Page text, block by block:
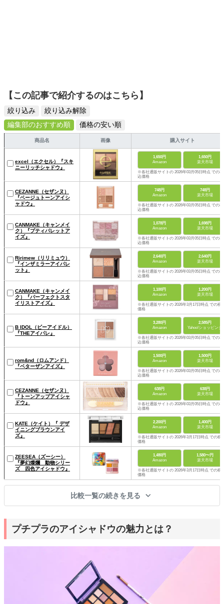
【この記事で紹介するのはこちら】
絞り込み
絞り込み解除
編集部のおすすめ順
価格の安い順
商品名 画像 購入サイト
excel（エクセル）『スキ
ニーリッチシャドウ』
1,650円
Amazon
1,650円
楽天市場
※各社通販サイトの 2026年03月05日時点 での税
込価格
CEZANNE（セザンヌ）
『ベージュトーンアイシ
ャドウ』
748円
Amazon
748円
楽天市場
※各社通販サイトの 2026年03月05日時点 での税
込価格
CANMAKE（キャンメイ
ク）『プティパレットア
イズ』
1,078円
Amazon
1,698円
楽天市場
※各社通販サイトの 2026年03月05日時点 での税
込価格
Ririmew（リリミュウ）
『インザミラーアイパレ
ット』
2,640円
Amazon
2,640円
楽天市場
※各社通販サイトの 2026年03月05日時点 での税
込価格
CANMAKE（キャンメイ
ク）『パーフェクトスタ
イリストアイズ』
1,100円
Amazon
1,200円
楽天市場
※各社通販サイトの 2026年3月17日時点 での税
価格
B IDOL（ビーアイドル）
『THEアイパレ』
3,280円
Amazon
2,585円
Yahoo!ショッピング
※各社通販サイトの 2026年03月05日時点 での税
込価格
rom&nd（ロムアンド）
『ベターザンアイズ』
1,500円
Amazon
1,500円
楽天市場
※各社通販サイトの 2026年03月05日時点 での税
込価格
CEZANNE（セザンヌ）
『トーンアップアイシャ
ドウ』
638円
Amazon
638円
楽天市場
※各社通販サイトの 2026年03月05日時点 での税
込価格
KATE（ケイト）『 デザ
イニングブラウンアイ
ズ』
2,200円
Amazon
1,400円
楽天市場
※各社通販サイトの 2026年3月17日時点 での税
価格
ZEESEA（ズーシー）
『夢幻燦爛 動物シリー
ズ 四色アイシャドウ』
1,480円
Amazon
1,580〜円
楽天市場
※各社通販サイトの 2026年3月17日時点 での税
価格
比較一覧の続きを見る
プチプラのアイシャドウの魅力とは？